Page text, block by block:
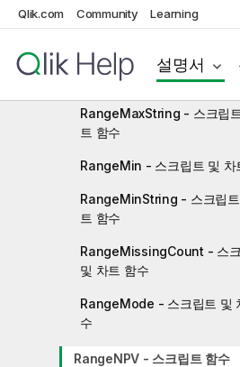
Qlik.com Community Learning
설명서
RangeKurtosis - 스크립트
함수
RangeMax - 스크립트 및
수
RangeMaxString - 스크립
트 함수
RangeMin - 스크립트 및 차
RangeMinString - 스크립
트 함수
RangeMissingCount - 스
및 차트 함수
RangeMode - 스크립트 및
수
RangeNPV - 스크립트 함수